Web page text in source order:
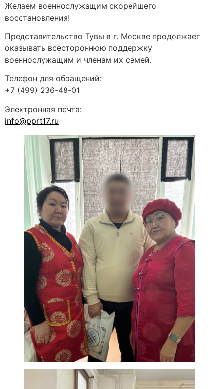
Желаем военнослужащим скорейшего
восстановления!
Представительство Тувы в г. Москве продолжает
оказывать всестороннюю поддержку
военнослужащим и членам их семей.
Телефон для обращений:
+7 (499) 236-48-01
Электронная почта:
info@pprt17.ru